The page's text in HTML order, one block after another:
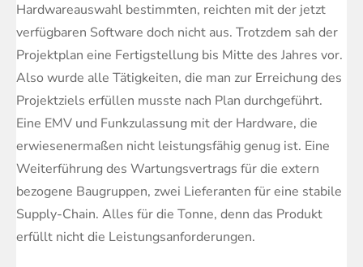
Hardwareauswahl bestimmten, reichten mit der jetzt
verfügbaren Software doch nicht aus. Trotzdem sah der
Projektplan eine Fertigstellung bis Mitte des Jahres vor.
Also wurde alle Tätigkeiten, die man zur Erreichung des
Projektziels erfüllen musste nach Plan durchgeführt.
Eine EMV und Funkzulassung mit der Hardware, die
erwiesenermaßen nicht leistungsfähig genug ist. Eine
Weiterführung des Wartungsvertrags für die extern
bezogene Baugruppen, zwei Lieferanten für eine stabile
Supply-Chain. Alles für die Tonne, denn das Produkt
erfüllt nicht die Leistungsanforderungen.